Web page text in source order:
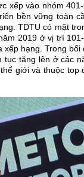
xếp vào nhóm
bền vững toàn
TDTU có mặt
2019 ở vị trí
hạng. Trong bối
tục tăng lên ở các
giới và thuộc top